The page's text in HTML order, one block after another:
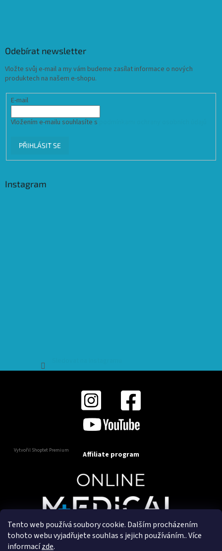
Tento web používá soubory cookie. Dalším procházením
tohoto webu vyjadřujete souhlas s jejich používáním.. Více
informacízde.
Odebírat newsletter
Vložte svůj e-mail a my vám budeme zasílat informace o nových
produktech na našem e-shopu.
E-mail
Vložením e-mailu souhlasíte s
PŘIHLÁSIT SE
Instagram
Vytvořil Shoptet Premium Affiliate program
Copyright 2025OnlineMedical.cz. Všechna práva